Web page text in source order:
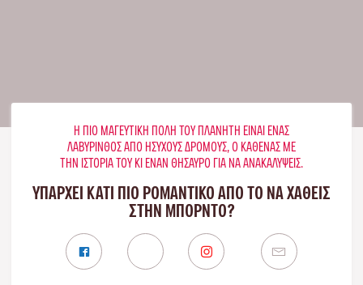
Η ΠΙΟ ΜΑΓΕΥΤΙΚΉ ΠΌΛΗ ΤΟΥ ΠΛΑΝΉΤΗ ΕΊΝΑΙ ΈΝΑΣ
ΛΑΒΎΡΙΝΘΟΣ ΑΠΌ ΉΣΥΧΟΥΣ ΔΡΌΜΟΥΣ, Ο ΚΑΘΈΝΑΣ ΜΕ
ΤΗΝ ΙΣΤΟΡΊΑ ΤΟΥ ΚΙ ΈΝΑΝ ΘΗΣΑΥΡΌ ΓΙΑ ΝΑ ΑΝΑΚΑΛΎΨΕΙΣ.
ΥΠΑΡΧΕΙ ΚΑΤΙ ΠΙΟ ΡΟΜΑΝΤΙΚΟ ΑΠΟ ΤΟ ΝΑ ΧΑΘΕΙΣ
ΣΤΗΝ ΜΠΟΡΝΤΌ?